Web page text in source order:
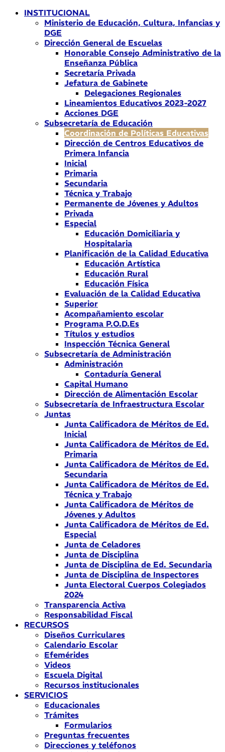
INSTITUCIONAL
Ministerio de Educación, Cultura, Infancias y
DGE
Dirección General de Escuelas
Honorable Consejo Administrativo de la
Enseñanza Pública
Secretaría Privada
Jefatura de Gabinete
Delegaciones Regionales
Lineamientos Educativos 2023-2027
Acciones DGE
Subsecretaría de Educación
Coordinación de Políticas Educativas
Dirección de Centros Educativos de
Primera Infancia
Inicial
Primaria
Secundaria
Técnica y Trabajo
Permanente de Jóvenes y Adultos
Privada
Especial
Educación Domiciliaria y
Hospitalaria
Planificación de la Calidad Educativa
Educación Artística
Educación Rural
Educación Física
Evaluación de la Calidad Educativa
Superior
Acompañamiento escolar
Programa P.O.D.Es
Títulos y estudios
Inspección Técnica General
Subsecretaría de Administración
Administración
Contaduría General
Capital Humano
Dirección de Alimentación Escolar
Subsecretaría de Infraestructura Escolar
Juntas
Junta Calificadora de Méritos de Ed.
Inicial
Junta Calificadora de Méritos de Ed.
Primaria
Junta Calificadora de Méritos de Ed.
Secundaria
Junta Calificadora de Méritos de Ed.
Técnica y Trabajo
Junta Calificadora de Méritos de
Jóvenes y Adultos
Junta Calificadora de Méritos de Ed.
Especial
Junta de Celadores
Junta de Disciplina
Junta de Disciplina de Ed. Secundaria
Junta de Disciplina de Inspectores
Junta Electoral Cuerpos Colegiados
2024
Transparencia Activa
Responsabilidad Fiscal
RECURSOS
Diseños Curriculares
Calendario Escolar
Efemérides
Videos
Escuela Digital
Recursos institucionales
SERVICIOS
Educacionales
Trámites
Formularios
Preguntas frecuentes
Direcciones y teléfonos